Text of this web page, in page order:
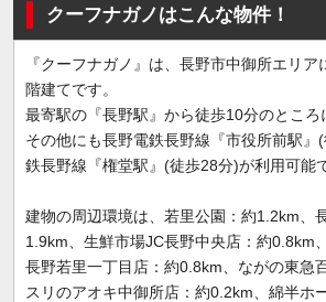
クーフナガノはこんな物件！
『クーフナガノ』は、長野市中御所エリ
階建てです。
最寄駅の『長野駅』から徒歩10分のところ
その他にも長野電鉄長野線『市役所前駅』
鉄長野線『権堂駅』(徒歩28分)が利用可能
建物の周辺環境は、若里公園：約1.2km、
1.9km、生鮮市場JC長野中央店：約0.8km
長野若里一丁目店：約0.8km、ながの東急
スリのアオキ中御所店：約0.2km、綿半ホ